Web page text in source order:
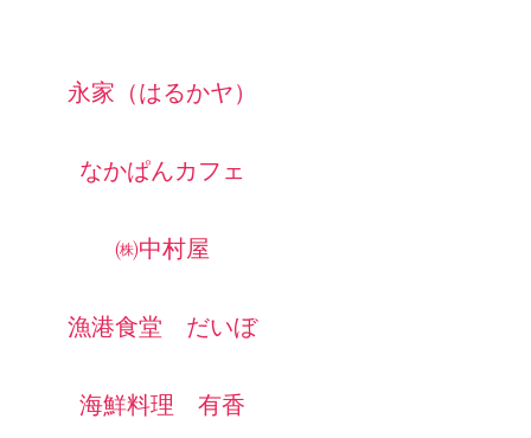
永家（はるかヤ）
なかぱんカフェ
㈱中村屋
漁港食堂 だいぼ
海鮮料理 有香